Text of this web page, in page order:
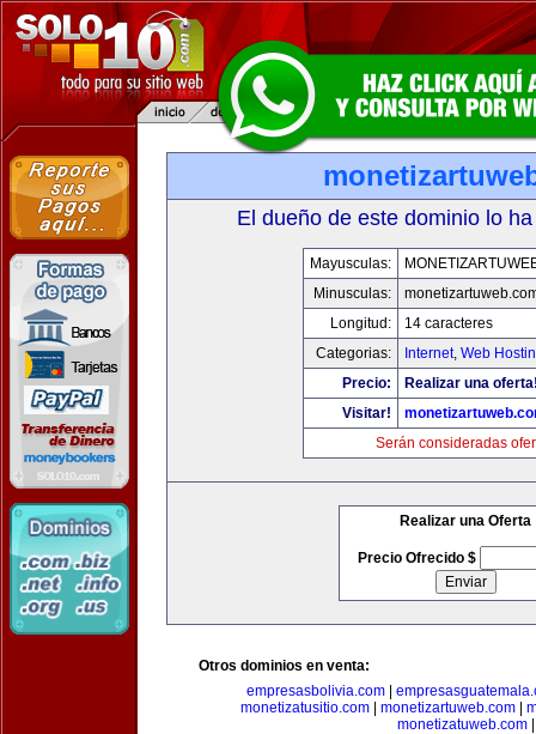
El dueño de este dominio lo
Mayusculas:
Minusculas:
Longitud:
14 caracteres
Categorias:
Internet, Web
Precio:
Realizar una
Visitar!
Serán consideradas
Realizar una Oferta
Precio Ofrecido $
Otros dominios en venta:
empresasbolivia.com
monetizatusitio.com
monetizartuweb.com
monetizatuweb.com|